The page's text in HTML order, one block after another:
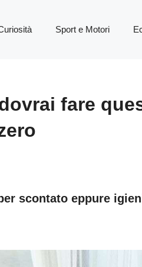
Sport e Motori
fare
scontato eppure